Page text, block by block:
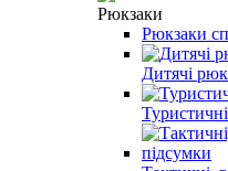
Рюкзаки
Рюкзаки
Дитячі